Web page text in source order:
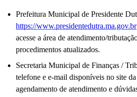
Prefeitura Municipal de Presidente
https://www.presidentedutra.ma.gov.br
acesse a área de atendimento/
procedimentos atualizados.
Secretaria Municipal de Finanças /
telefone e e-mail disponíveis no site
agendamento de atendimento e